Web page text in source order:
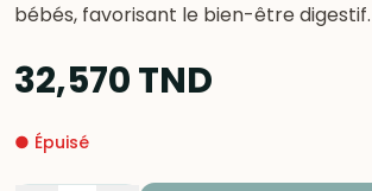
bébés, favorisant le bien-être digestif.
32,570TND
● Épuisé